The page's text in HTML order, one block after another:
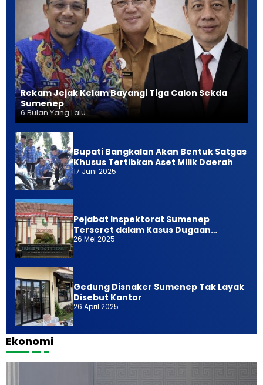
Rekam Jejak Kelam Bayangi Tiga Calon Sekda
Sumenep
6 Bulan Yang Lalu
Bupati Bangkalan Akan Bentuk Satgas
Khusus Tertibkan Aset Milik Daerah
17 Juni 2025
Pejabat Inspektorat Sumenep
Terseret dalam Kasus Dugaan
Pemerasan
26 Mei 2025
Gedung Disnaker Sumenep Tak Layak
Disebut Kantor
26 April 2025
Ekonomi